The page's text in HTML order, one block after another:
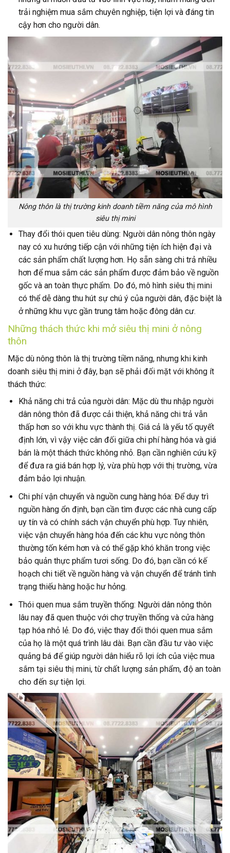
trải nghiệm mua sắm chuyên nghiệp, tiện lợi và đáng tin
cậy hơn cho người dân.
Nông thôn là thị trường kinh doanh tiềm năng của mô hình
siêu thị mini
Thay đổi thói quen tiêu dùng: Người dân nông thôn ngày
nay có xu hướng tiếp cận với những tiện ích hiện đại và
các sản phẩm chất lượng hơn. Họ sẵn sàng chi trả nhiều
hơn để mua sắm các sản phẩm được đảm bảo về nguồn
gốc và an toàn thực phẩm. Do đó, mô hình siêu thị mini
có thể dễ dàng thu hút sự chú ý của người dân, đặc biệt là
ở những khu vực gần trung tâm hoặc đông dân cư.
Những thách thức khi mở siêu thị mini ở nông
thôn
Mặc dù nông thôn là thị trường tiềm năng, nhưng khi kinh
doanh siêu thị mini ở đây, bạn sẽ phải đối mặt với không ít
thách thức:
Khả năng chi trả của người dân: Mặc dù thu nhập người
dân nông thôn đã được cải thiện, khả năng chi trả vẫn
thấp hơn so với khu vực thành thị. Giá cả là yếu tố quyết
định lớn, vì vậy việc cân đối giữa chi phí hàng hóa và giá
bán là một thách thức không nhỏ. Bạn cần nghiên cứu kỹ
để đưa ra giá bán hợp lý, vừa phù hợp với thị trường, vừa
đảm bảo lợi nhuận.
Chi phí vận chuyển và nguồn cung hàng hóa: Để duy trì
nguồn hàng ổn định, bạn cần tìm được các nhà cung cấp
uy tín và có chính sách vận chuyển phù hợp. Tuy nhiên,
việc vận chuyển hàng hóa đến các khu vực nông thôn
thường tốn kém hơn và có thể gặp khó khăn trong việc
bảo quản thực phẩm tươi sống. Do đó, bạn cần có kế
hoạch chi tiết về nguồn hàng và vận chuyển để tránh tình
trạng thiếu hàng hoặc hư hỏng.
Thói quen mua sắm truyền thống: Người dân nông thôn
lâu nay đã quen thuộc với chợ truyền thống và cửa hàng
tạp hóa nhỏ lẻ. Do đó, việc thay đổi thói quen mua sắm
của họ là một quá trình lâu dài. Bạn cần đầu tư vào việc
quảng bá để giúp người dân hiểu rõ lợi ích của việc mua
sắm tại siêu thị mini, từ chất lượng sản phẩm, độ an toàn
cho đến sự tiện lợi.